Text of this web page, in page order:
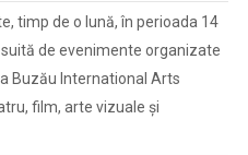
timp de o lună, în perioada 14
de evenimente organizate
Buzău International Arts
film, arte vizuale și